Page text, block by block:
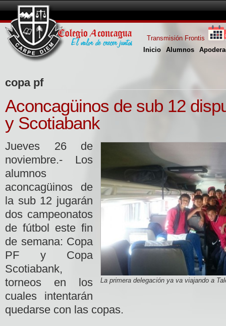
Inicio Alumnos
Transmisión Frontis
copa pf
Aconcagüinos de sub 12
y Scotiabank
La primera delegación ya va viajando a
Jueves 26 de
noviembre.- Los
alumnos
aconcagüinos de
la sub 12 jugarán
dos campeonatos
de fútbol este fin
de semana: Copa
PF y Copa
Scotiabank,
torneos en los
cuales intentarán
quedarse con las copas.